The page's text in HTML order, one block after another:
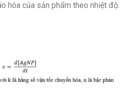
hóa của sản phẩm theo nhiệt độ.